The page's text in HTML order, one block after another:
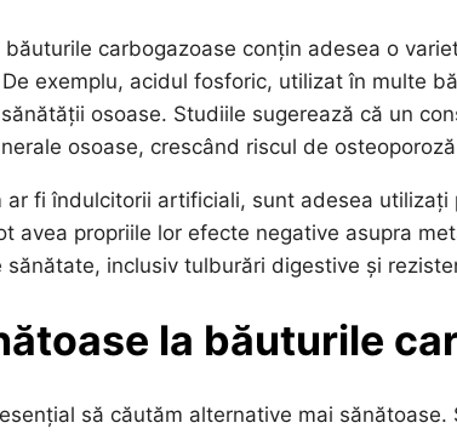
carbogazoase conțin adesea o
exemplu, acidul fosforic, utilizat în multe
osoase. Studiile sugerează că un
osoase, crescând riscul de
fi îndulcitorii artificiali, sunt adesea
avea propriile lor efecte negative asupra
inclusiv tulburări digestive și
la băuturile
să căutăm alternative mai